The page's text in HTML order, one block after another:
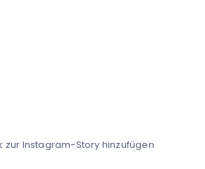
zur Instagram-Story hinzufügen